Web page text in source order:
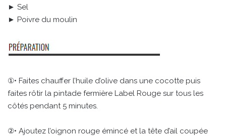
► Sel
► Poivre du moulin
①• Faites chauffer l’huile d’olive dans une cocotte puis
faites rôtir la pintade fermière Label Rouge sur tous les
côtés pendant 5 minutes.
②• Ajoutez l’oignon rouge émincé et la tête d’ail coupée